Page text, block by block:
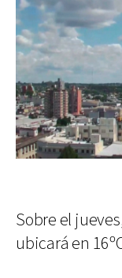
Sobre el
ubicará en